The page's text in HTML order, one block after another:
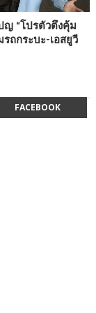
ญ “โปรตัวตึงคุ้ม
ถกระบะ-เอสยูวี
FACEBOOK